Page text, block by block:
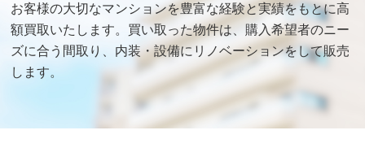
お客様の大切なマンションを豊富な経験と実績をもとに高
額買取いたします。買い取った物件は、購入希望者のニー
ズに合う間取り、内装・設備にリノベーションをして販売
します。